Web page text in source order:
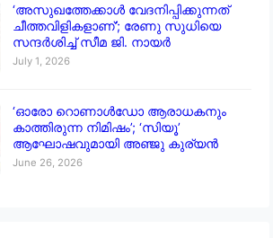
‘അസുഖത്തേക്കാൾ വേദനിപ്പിക്കുന്നത്
ചീത്തവിളികളാണ്’; രേണു സുധിയെ
സന്ദർശിച്ച് സീമ ജി. നായർ
July 1, 2026
‘ഓരോ റൊണാൾഡോ ആരാധകനും
കാത്തിരുന്ന നിമിഷം’; ‘സിയൂ’
ആഘോഷവുമായി അഞ്ജു കുര്യൻ
June 26, 2026